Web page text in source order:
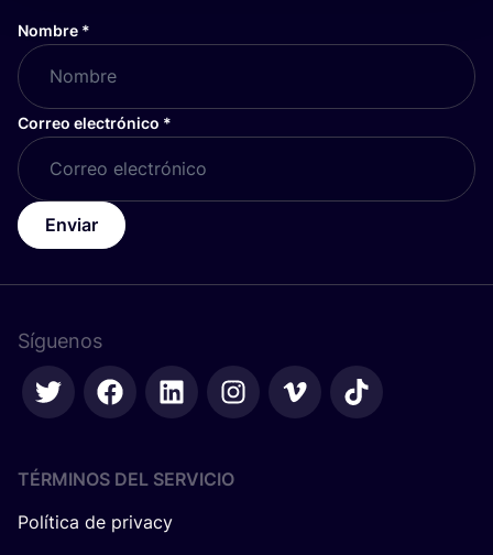
Nombre *
Correo electrónico *
Enviar
Síguenos
TÉRMINOS DEL SERVICIO
Política de privacy